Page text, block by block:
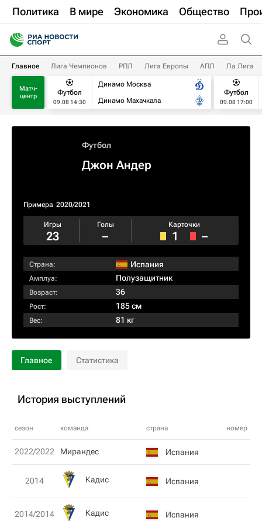
Политика В мире Экономика Общество
Главное Лига Чемпионов РПЛ Лига Европы АПЛ Ла Лига
Матч-
центр
Футбол
09.08 14:30
Динамо Москва
Динамо Махачкала
Футбол
09.08 17:00
Футбол
Джон Андер
Примера 2020/2021
Игры
23
Голы
–
Карточки
1 –
Страна: Испания
Амплуа: Полузащитник
Возраст: 36
Рост: 185 см
Вес: 81 кг
Главное Статистика
История выступлений
сезон команда страна номер
2022/2022 Мирандес Испания
2014 Кадис Испания
2014/2014 Кадис Испания